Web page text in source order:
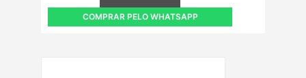
COMPRAR PELO WHATSAPP